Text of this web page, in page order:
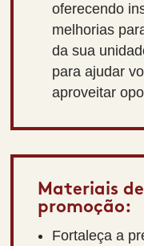
oferecendo
melhorias
da sua
para ajudar
aproveitar
Materiais
promoção:
Fortaleça a